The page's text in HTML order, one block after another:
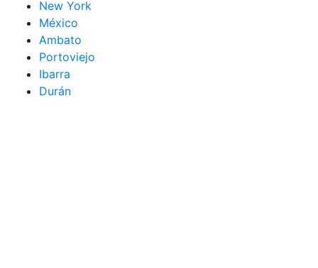
New York
México
Ambato
Portoviejo
Ibarra
Durán